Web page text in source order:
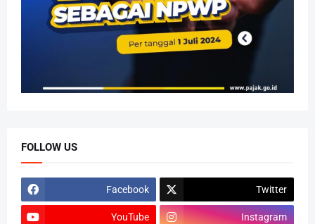
FOLLOW US
Facebook Twitter
YouTube Instagram